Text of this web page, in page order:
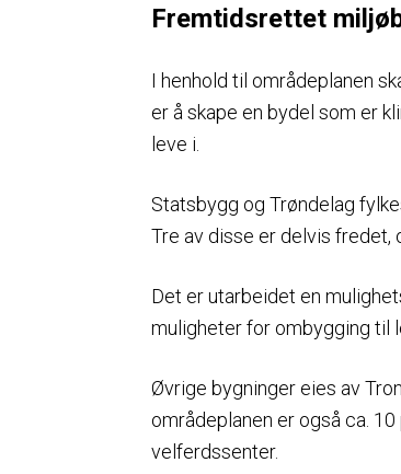
Fremtidsrettet
I henhold til områdeplanen
er å skape en bydel som er
leve i.
Statsbygg og Trøndelag
Tre av disse er delvis fredet,
Det er utarbeidet en
muligheter for ombygging til
Øvrige bygninger eies av
områdeplanen er også ca.
velferdssenter.